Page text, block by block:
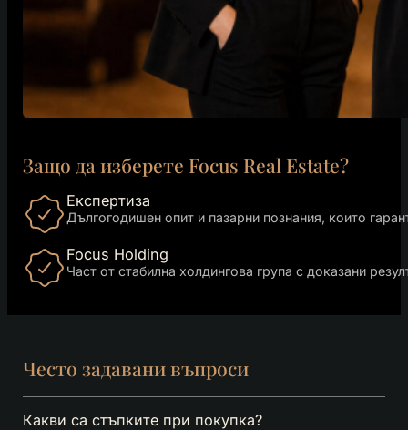
Защо да изберете Focus Real Estate?
Експертиза
Дългогодишен опит и пазарни познания, които
Focus Holding
Част от стабилна холдингова група с доказани
Често задавани въпроси
Какви са стъпките при покупка?